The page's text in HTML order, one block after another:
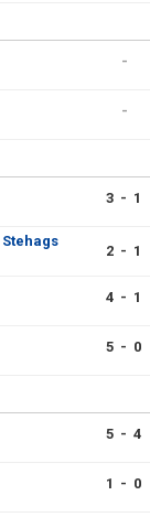
-
-
3 - 1
Stehags
2 - 1
4 - 1
5 - 0
5 - 4
1 - 0